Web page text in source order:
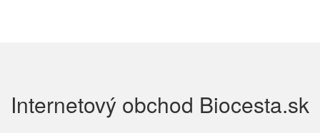
Internetový obchod Biocesta.sk